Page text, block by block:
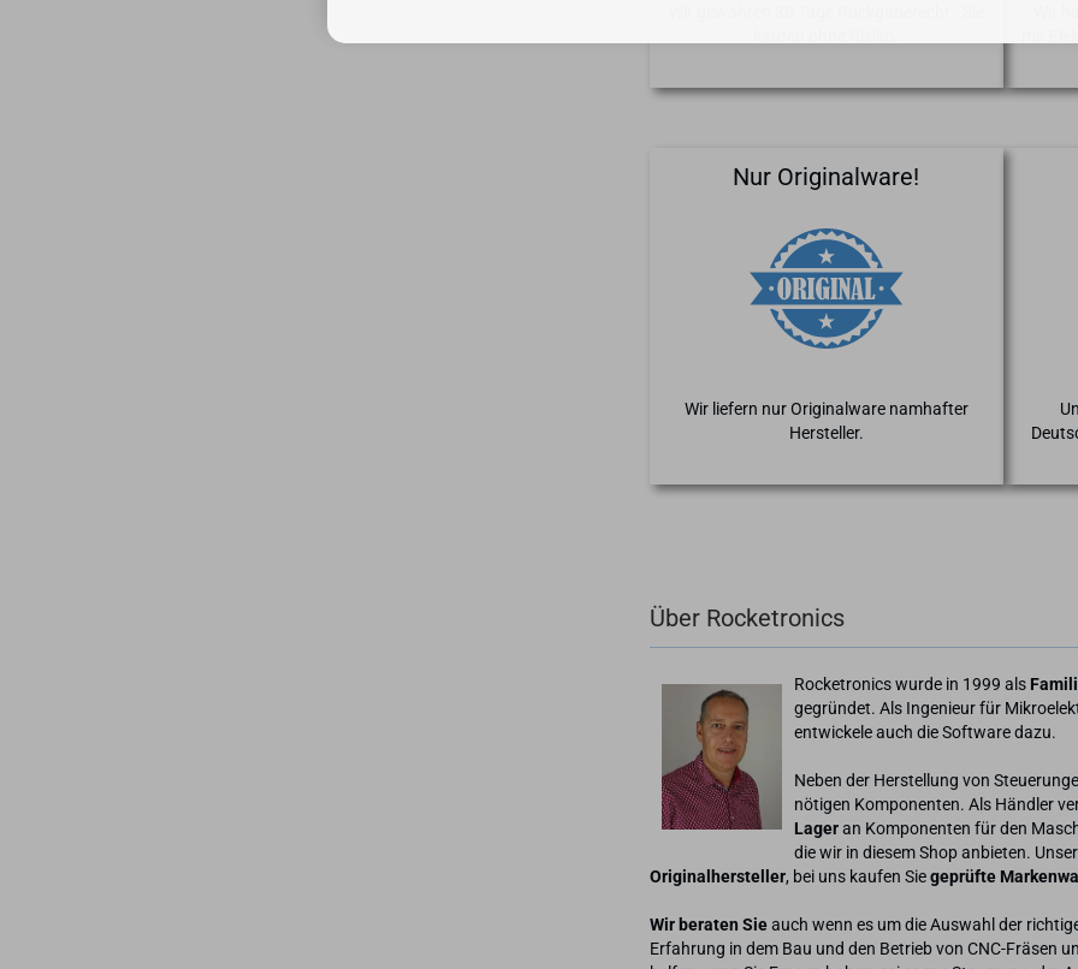
Wir
mit
Nur Originalware!
Wir liefern nur Originalware namhafter
Hersteller.
Über Rocketronics
Rocketronics wurde in 1999 als
gegründet. Als Ingenieur für
entwickele auch die Software dazu.
Neben der Herstellung von
nötigen Komponenten. Als Händler
Lageran Komponenten für den
die wir in diesem Shop anbieten.
Originalhersteller, bei uns kaufen Siegeprüfte
Wir beraten Sieauch wenn es um die Auswahl der
Erfahrung in dem Bau und den Betrieb von CNC-Fräsen